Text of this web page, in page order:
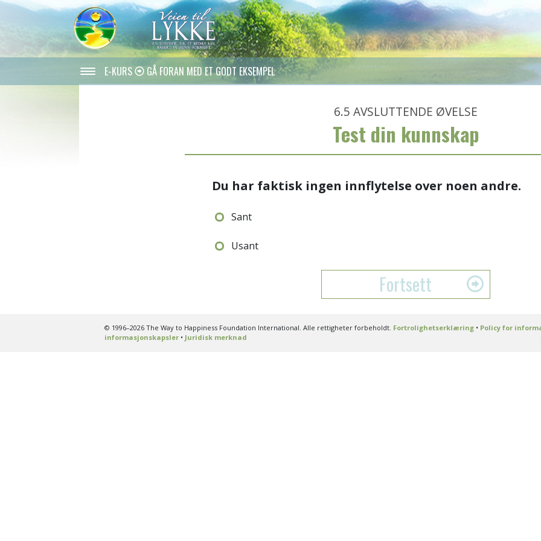
E-KURS GÅ FORAN MED ET GODT EKSEMPEL
6.5 AVSLUTTENDE ØVELSE
Test din kunnskap
Du har faktisk ingen innflytelse over noen andre.
Sant
Usant
Fortsett
© 1996–2026 The Way to Happiness Foundation International. Alle rettigheter forbeholdt. Fortrolighetserklæring• Policy for
informasjonskapsler• Juridisk merknad